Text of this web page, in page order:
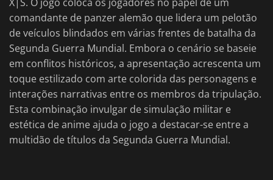
comandante de panzer alemão que lidera um pelotão
de veículos blindados em várias frentes de batalha da
Segunda Guerra Mundial. Embora o cenário se baseie
em conflitos históricos, a apresentação acrescenta um
toque estilizado com arte colorida das personagens e
interações narrativas entre os membros da tripulação.
Esta combinação invulgar de simulação militar e
estética de anime ajuda o jogo a destacar-se entre a
multidão de títulos da Segunda Guerra Mundial.